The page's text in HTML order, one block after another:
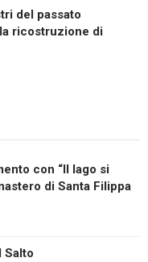
del passato
ricostruzione di
con “Il lago si
di Santa Filippa
Salto